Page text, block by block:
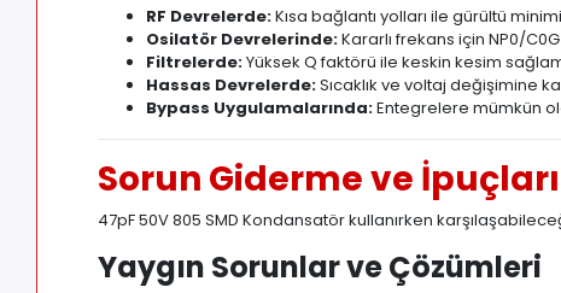
RF Devrelerde:Kısa bağlantı yolları ile gürültü
Osilatör Devrelerinde:Kararlı frekans için NP0/
Filtrelerde:Yüksek Q faktörü ile keskin kesim
Hassas Devrelerde:Sıcaklık ve voltaj değişimine
Bypass Uygulamalarında:Entegrelere mümkün
Sorun Giderme ve İpuçları
47pF 50V 805 SMD Kondansatör kullanırken
Yaygın Sorunlar ve Çözümleri